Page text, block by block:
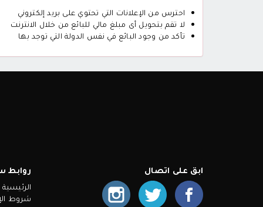
احترس من الإعلانات التي تحتوي على بريد إلكتروني
لا تقم بتحويل أى مبلغ مالي للبائع من خلال الانترنت
تأكد من وجود البائع في نفس الدولة التي توجد بها
ابق على اتصال روابط
الرئيسية
شروط